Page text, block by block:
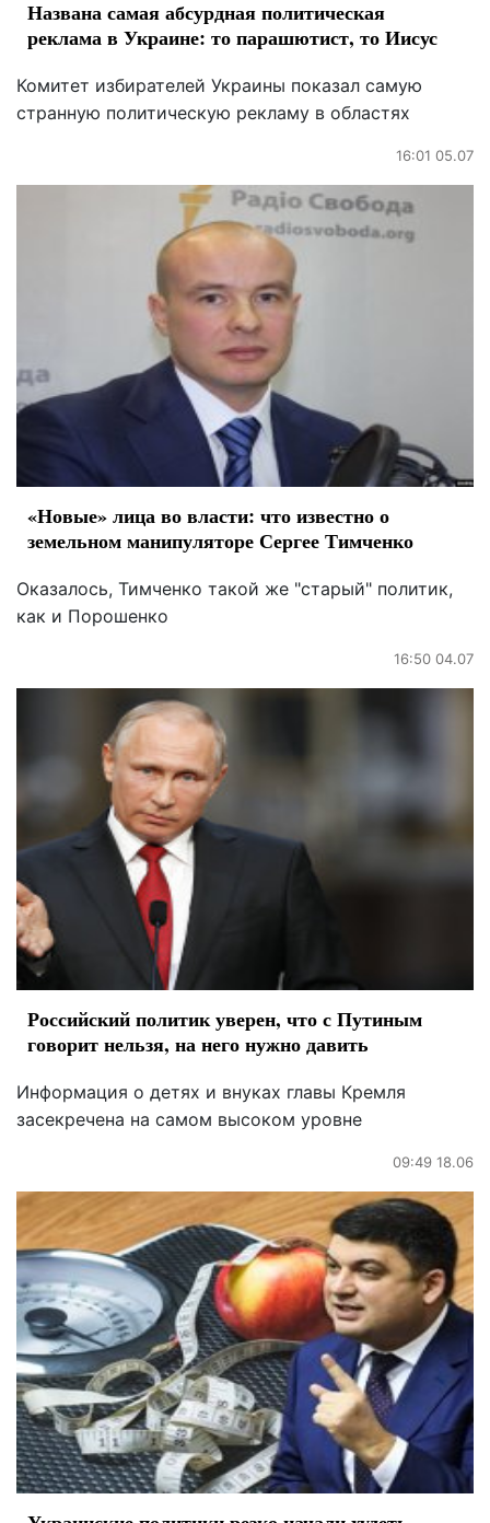
Названа самая абсурдная политическая
реклама в Украине: то парашютист, то Иисус
Комитет избирателей Украины показал самую
странную политическую рекламу в областях
16:01 05.07
«Новые» лица во власти: что известно о
земельном манипуляторе Сергее Тимченко
Оказалось, Тимченко такой же "старый" политик,
как и Порошенко
16:50 04.07
Российский политик уверен, что с Путиным
говорит нельзя, на него нужно давить
Информация о детях и внуках главы Кремля
засекречена на самом высоком уровне
09:49 18.06